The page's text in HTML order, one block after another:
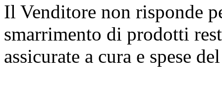
Il Venditore non risponde
smarrimento di prodotti
assicurate a cura e spese